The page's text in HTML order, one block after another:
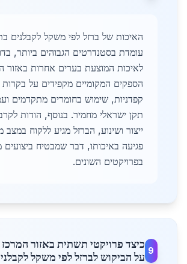
האיכות של ברזל לפי משקל לקבלנים
עומדת בסטנדרטים הגבוהים ביותר,
לאיכות המוצעת בערים אחרות באזור
הספקים המקומיים מקפידים על בקרות
קפדניות, שימוש בחומרים מתקדמים
תקן ישראלי מחמיר. בנוסף, הודות
ייצור ושינוע, הברזל מגיע ללקוח במצב
פגיעה באיכותו, דבר שמבטיח ביצועים
בפרויקטים השונים.
9
כיצד פרויקטי תשתית באזור
על הביקוש לברזל לפי משקל